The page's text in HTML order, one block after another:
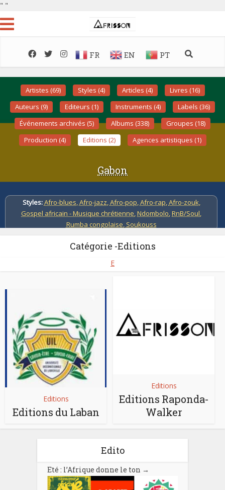
" "
FR EN PT
Artistes (69) Styles (4) Articles (4)
Livres (16)
Auteurs (9)
Editeurs (1) Instruments (4)
Labels (36)
Événements archivés (5)
Albums (338)
Groupes (18)
Production (4)
Editions (2) Agences artistiques (1)
Gabon
Styles:Afro-blues,Afro-jazz,Afro-pop,Afro-rap,Afro-zouk,
Gospel africain - Musique chrétienne,Ndombolo,RnB/Soul,
Rumba congolaise, Soukouss
Catégorie -Editions
E
Editions
Editions du Laban
Editions
Editions Raponda-
Walker
Edito
Eté : l’Afrique donne le ton →